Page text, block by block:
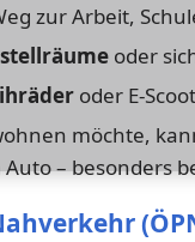
zur Arbeit,
oder
oder E-
möchte,
– besonders